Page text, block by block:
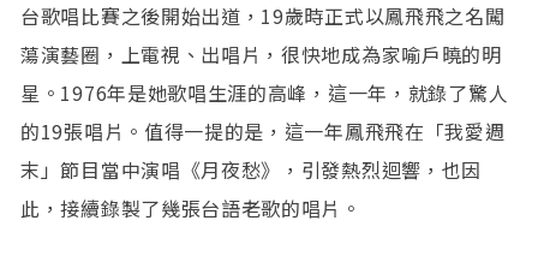
台歌唱比賽之後開始出道，19歲時正式以鳳飛飛之名闖
蕩演藝圈，上電視、出唱片，很快地成為家喻戶曉的明
星。1976年是她歌唱生涯的高峰，這一年，就錄了驚人
的19張唱片。值得一提的是，這一年鳳飛飛在「我愛週
末」節目當中演唱《月夜愁》，引發熱烈迴響，也因
此，接續錄製了幾張台語老歌的唱片。